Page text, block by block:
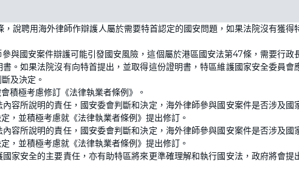
說聘用海外律師作辯護人屬於需要特首認定的國安問題，如果法院沒有獲得
與國安案件辯護可能引發國安風險，這個屬於港區國安法第47條，需要行政
。如果法院沒有向特首提出，並取得這份證明書，特區維護國家安全委員會
及決定。
積極考慮修訂《法律執業者條例》。
容所說明的責任，國安委會判斷和決定，海外律師參與國安案件是否涉及國
，並積極考慮就《法律執業者條例》提出修訂。
容所說明的責任，國安委會判斷和決定，海外律師參與國安案件是否涉及國
，並積極考慮就《法律執業者條例》提出修訂。
家安全的主要責任，亦有助特區將來更準確理解和執行國安法，政府將會提